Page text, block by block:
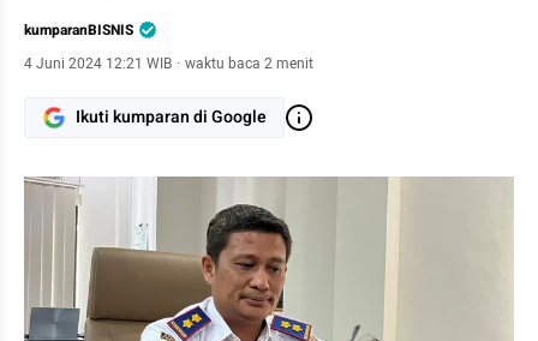
kumparanBISNIS
4 Juni 2024 12:21 WIB · waktu baca 2 menit
Ikuti kumparan di Google